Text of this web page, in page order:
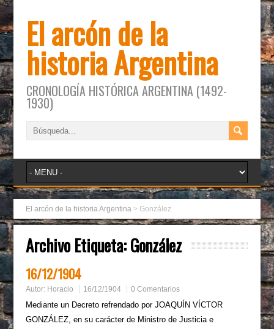
El arcón de la
historia Argentina
CRONOLOGÍA HISTÓRICA ARGENTINA (1492-
1930)
El arcón de la historia Argentina >González
Archivo Etiqueta:González
16/12/1904
Autor: Horacio 16/12/1904 0 Comentarios
Mediante un Decreto refrendado por JOAQUÍN VÍCTOR
GONZÁLEZ, en su carácter de Ministro de Justicia e